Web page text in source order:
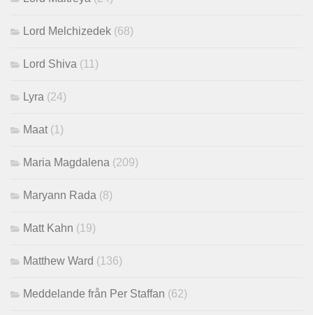
Lord Melchizedek (68)
Lord Shiva (11)
Lyra (24)
Maat (1)
Maria Magdalena (209)
Maryann Rada (8)
Matt Kahn (19)
Matthew Ward (136)
Meddelande från Per Staffan (62)